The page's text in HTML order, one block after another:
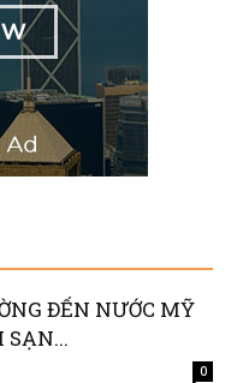
ĐẾN NƯỚC MỸ
SẠN...
0